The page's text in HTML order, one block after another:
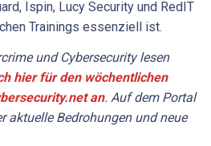
Ispin, Lucy Security und RedIT
Trainings essenziell ist.
und Cybersecurity lesen
hier für den wöchentlichen
an. Auf dem Portal
aktuelle Bedrohungen und neue